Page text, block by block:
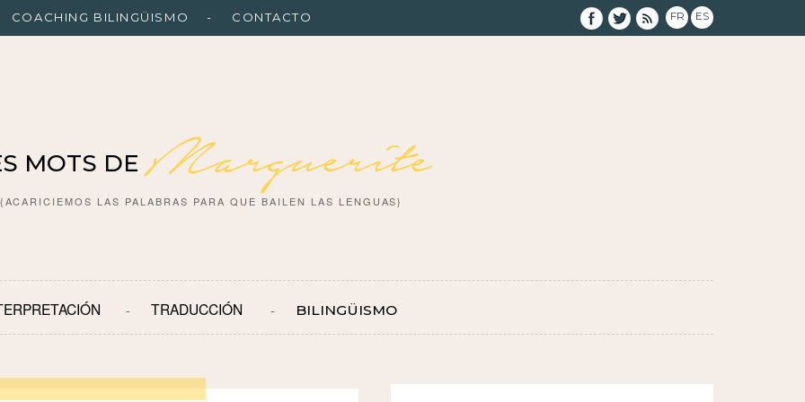
COACHING BILINGÜISMO CONTACTO FR ES
MOTS DE Marguerite
{ACARICIEMOS LAS PALABRAS PARA QUE BAILEN LAS LENGUAS}
TRADUCCIÓN BILINGÜISMO